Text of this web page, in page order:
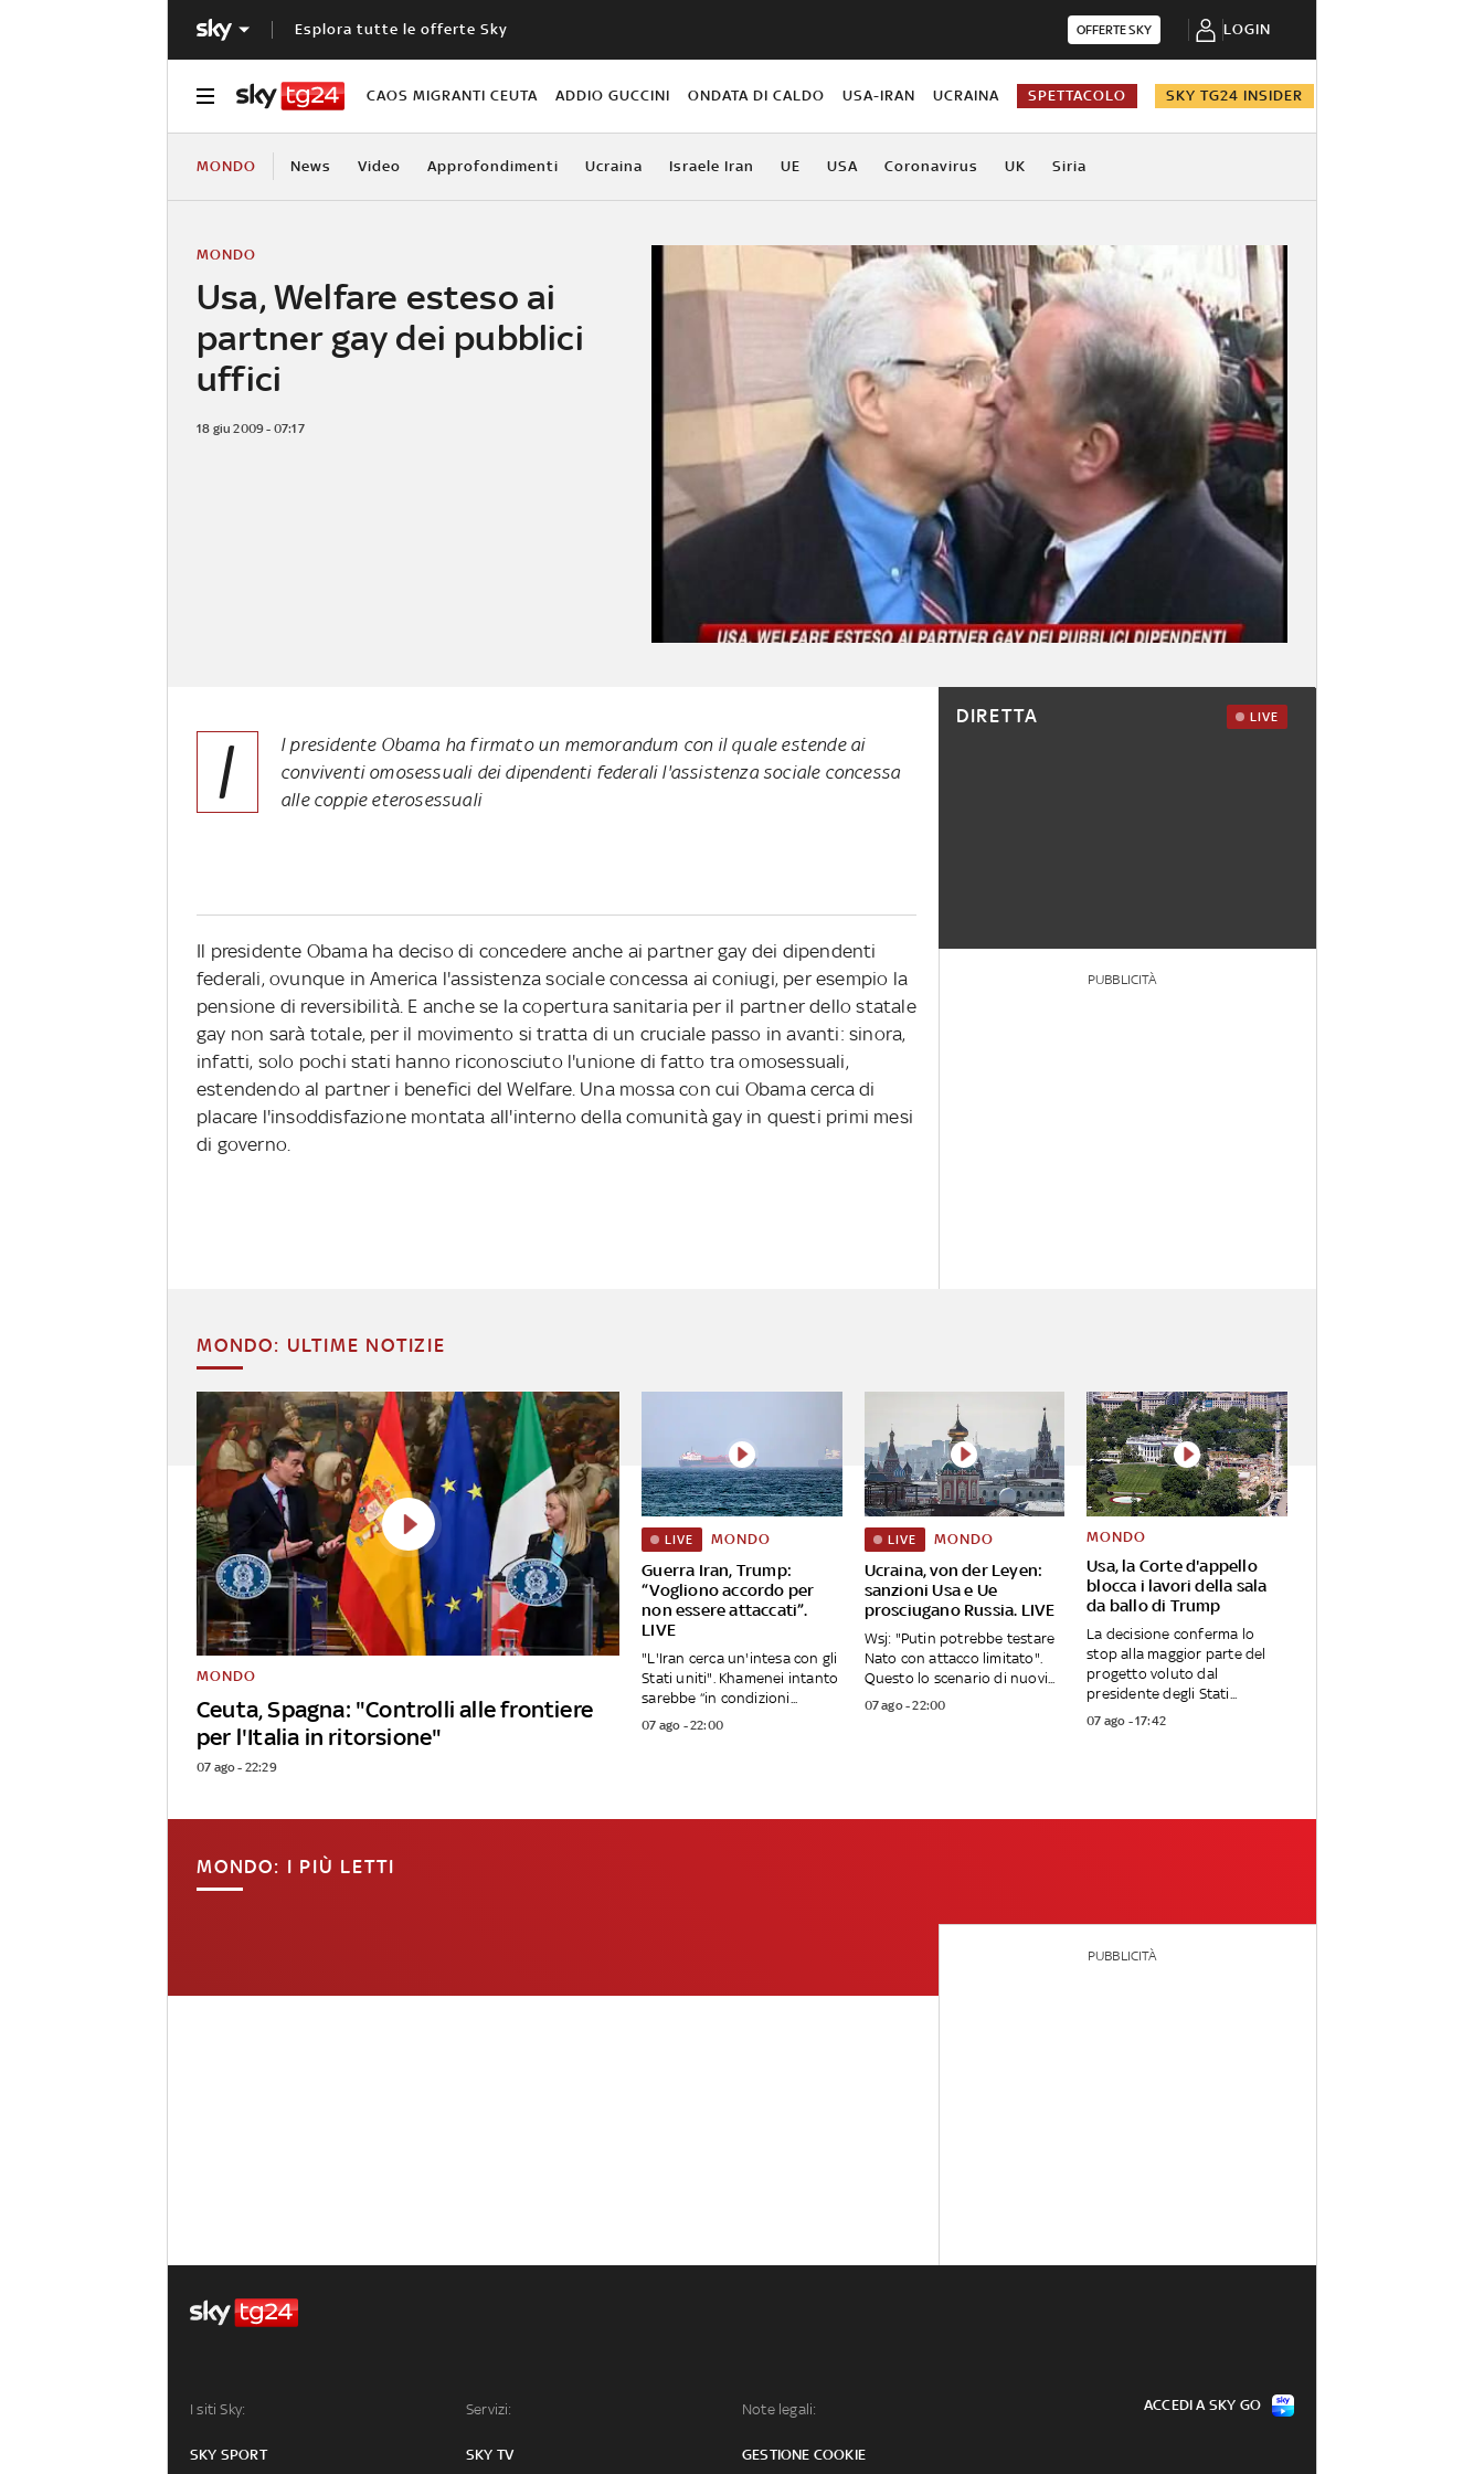
Esplora tutte le offerte Sky OFFERTE SKY LOGIN
CAOS MIGRANTI CEUTA ADDIO GUCCINI ONDATA DI CALDO USA-IRAN UCRAINA SPETTACOLO SKY TG24 INSIDER
MONDO News Video Approfondimenti Ucraina Israele Iran UE USA Coronavirus UK Siria
Usa, Welfare esteso ai
partner gay dei pubblici
uffici
MONDO
18 giu 2009 - 07:17
I
l presidente Obama ha firmato un memorandum con il quale estende ai
conviventi omosessuali dei dipendenti federali l'assistenza sociale concessa
alle coppie eterosessuali
Il presidente Obama ha deciso di concedere anche ai partner gay dei dipendenti
federali, ovunque in America l'assistenza sociale concessa ai coniugi, per esempio la
pensione di reversibilità. E anche se la copertura sanitaria per il partner dello statale
gay non sarà totale, per il movimento si tratta di un cruciale passo in avanti: sinora,
infatti, solo pochi stati hanno riconosciuto l'unione di fatto tra omosessuali,
estendendo al partner i benefici del Welfare. Una mossa con cui Obama cerca di
placare l'insoddisfazione montata all'interno della comunità gay in questi primi mesi
di governo.
DIRETTA LIVE
PUBBLICITÀ
MONDO: ULTIME NOTIZIE
Ceuta, Spagna: "Controlli alle frontiere
per l'Italia in ritorsione"
MONDO
07 ago - 22:29
Guerra Iran, Trump:
“Vogliono accordo per
non essere attaccati”.
LIVE
LIVE MONDO
"L'Iran cerca un'intesa con gli
Stati uniti". Khamenei intanto
sarebbe “in condizioni...
07 ago - 22:00
Ucraina, von der Leyen:
sanzioni Usa e Ue
prosciugano Russia. LIVE
LIVE MONDO
Wsj: "Putin potrebbe testare
Nato con attacco limitato".
Questo lo scenario di nuovi...
07 ago - 22:00
Usa, la Corte d'appello
blocca i lavori della sala
da ballo di Trump
MONDO
La decisione conferma lo
stop alla maggior parte del
progetto voluto dal
presidente degli Stati...
07 ago - 17:42
MONDO: I PIÙ LETTI
PUBBLICITÀ
I siti Sky:
SKY SPORT
Servizi:
SKY TV
Note legali:
GESTIONE COOKIE
ACCEDI A SKY GO